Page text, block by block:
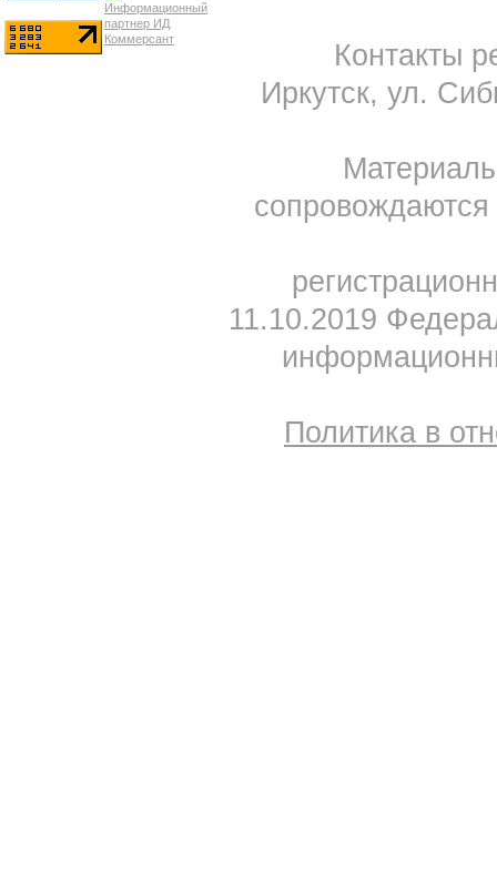
Контакты
Иркутск, ул.
11.10.2019
Политика в